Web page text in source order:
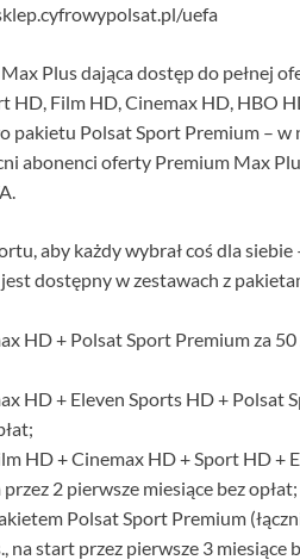
uefa
Plus dająca dostęp do pełnej
HD, Film HD, Cinemax HD, HBO
pakietu Polsat Sport Premium – w
abonenci oferty Premium Max
aby każdy wybrał coś dla
dostępny w zestawach z
HD + Polsat Sport Premium za 50
HD + Eleven Sports HD + Polsat
HD + Cinemax HD + Sport HD +
2 pierwsze miesiące bez opłat;
Polsat Sport Premium
na start przez pierwsze 3 miesiące